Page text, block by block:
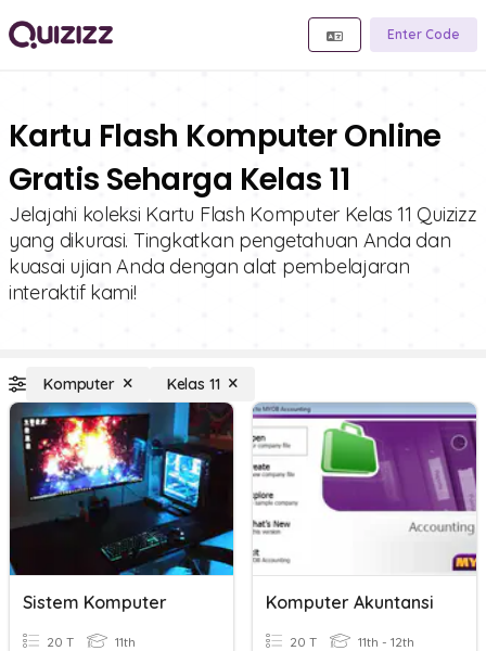
Enter Code
Kartu Flash Komputer Online
Gratis Seharga Kelas 11
Jelajahi koleksi Kartu Flash Komputer Kelas 11 Quizizz
yang dikurasi. Tingkatkan pengetahuan Anda dan
kuasai ujian Anda dengan alat pembelajaran
interaktif kami!
Komputer Kelas 11
Sistem Komputer
20 T 11th
Komputer Akuntansi
20 T 11th - 12th